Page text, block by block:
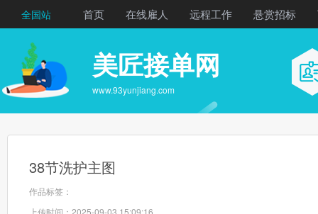
全国站 首页 在线雇人 远程工作 悬赏招标
美匠接单网
www.93yunjiang.com
38节洗护主图
作品标签：
上传时间：2025-09-03 15:09:16